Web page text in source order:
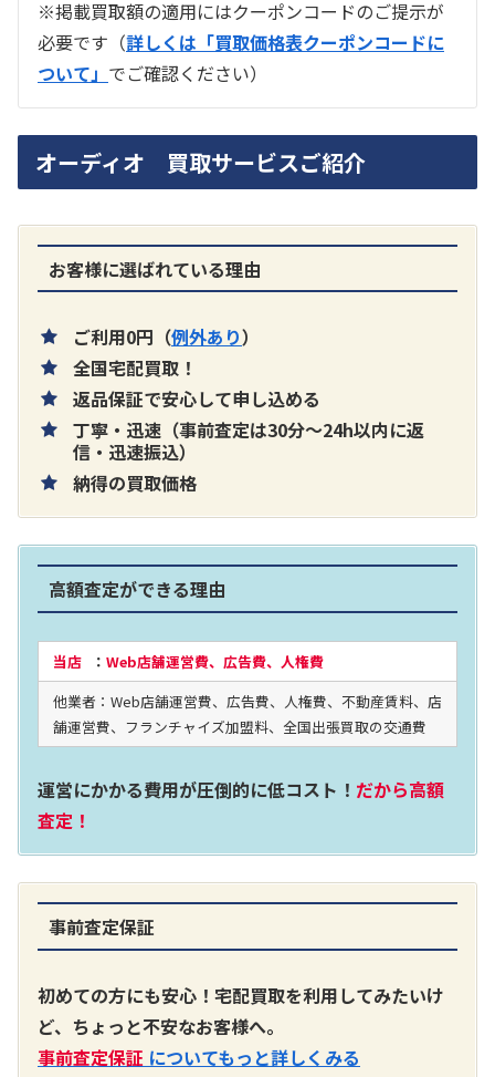
買取価格：お問合せください
SONY
片耳巻き取りイヤホン内蔵ラジオ SRF-
2024年12月更新 オーディオ買取価格
LUXKIT
A3300 真空管プリアンプ
買取価格：お問合せください
SONY
※掲載買取額の適用にはクーポンコードのご提示が
必要です（詳しくは「買取価格表クーポンコードに
ついて」 でご確認ください）
オーディオ 買取サービスご紹介
お客様に選ばれている理由
ご利用0円（例外あり）
全国宅配買取！
返品保証で安心して申し込める
丁寧・迅速（事前査定は30分～24h以内に返
信・迅速振込）
納得の買取価格
高額査定ができる理由
当店： Web店舗運営費、広告費、人権費
他業者：Web店舗運営費、広告費、人権費、不動産賃料、店
舗運営費、フランチャイズ加盟料、全国出張買取の交通費
運営にかかる費用が圧倒的に低コスト！ だから高額
査定！
事前査定保証
初めての方にも安心！宅配買取を利用してみたいけ
ど、ちょっと不安なお客様へ。
事前査定保証 についてもっと詳しくみる